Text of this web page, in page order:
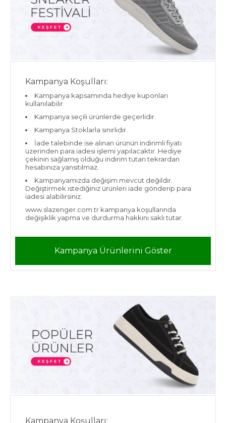
Kampanya Koşulları:
Kampanya kapsamında hediye kuponları
kullanılabilir.
Kampanya seçili ürünlerde geçerlidir.
Kampanya Stoklarla sınırlıdır.
İade talebinde ise alınan ürünün indirimli fiyatı
üzerinden para iadesi işlemi yapılacaktır. Hediye
çekinin sağlamış olduğu indirim tutarı tekrardan
hesabınıza yansıtılmaz.
Kampanyamızda değişim mevcut değildir.
Değiştirmek istediğiniz ürünleri iade gönderip para
iadesi alabilirsiniz.
www.slazenger.com.tr kampanya koşullarında
değişiklik yapma ve durdurma hakkını saklı tutar.
Kampanya Ürünlerini Göster
Kampanya Koşulları: